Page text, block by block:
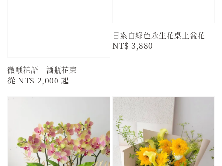
微醺花語｜酒瓶花束
Regular
從NT$ 2,000 起
日系白綠色永生花桌上盆花
Regular
NT$ 3,880